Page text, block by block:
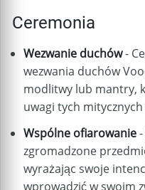
Ceremonia
Wezwanie duchów-
wezwania duchów
modlitwy lub mantry,
uwagi tych
Wspólne ofiarowanie
zgromadzone
wyrażając swoje
wprowadzić w swoim